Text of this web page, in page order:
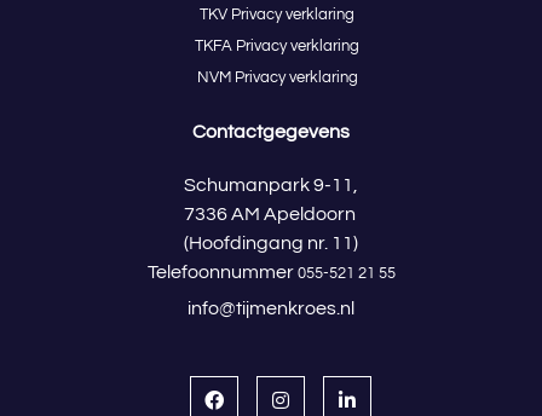
TKV Privacy verklaring
TKFA Privacy verklaring
NVM Privacy verklaring
Contactgegevens
Schumanpark 9-11,
7336 AM Apeldoorn
(Hoofdingang nr. 11)
Telefoonnummer 055-521 21 55
info@tijmenkroes.nl